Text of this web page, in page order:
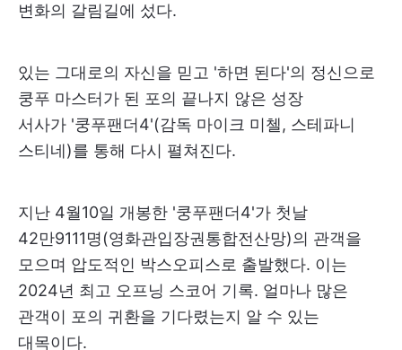
변화의 갈림길에 섰다.
있는 그대로의 자신을 믿고 '하면 된다'의 정신으로
쿵푸 마스터가 된 포의 끝나지 않은 성장
서사가 '쿵푸팬더4'(감독 마이크 미첼, 스테파니
스티네)를 통해 다시 펼쳐진다.
지난 4월10일 개봉한 '쿵푸팬더4'가 첫날
42만9111명(영화관입장권통합전산망)의 관객을
모으며 압도적인 박스오피스로 출발했다. 이는
2024년 최고 오프닝 스코어 기록. 얼마나 많은
관객이 포의 귀환을 기다렸는지 알 수 있는
대목이다.